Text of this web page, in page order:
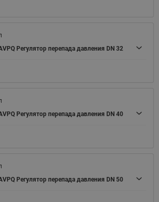
Регулятор перепада давления DN 32
Регулятор перепада давления DN 40
Регулятор перепада давления DN 50